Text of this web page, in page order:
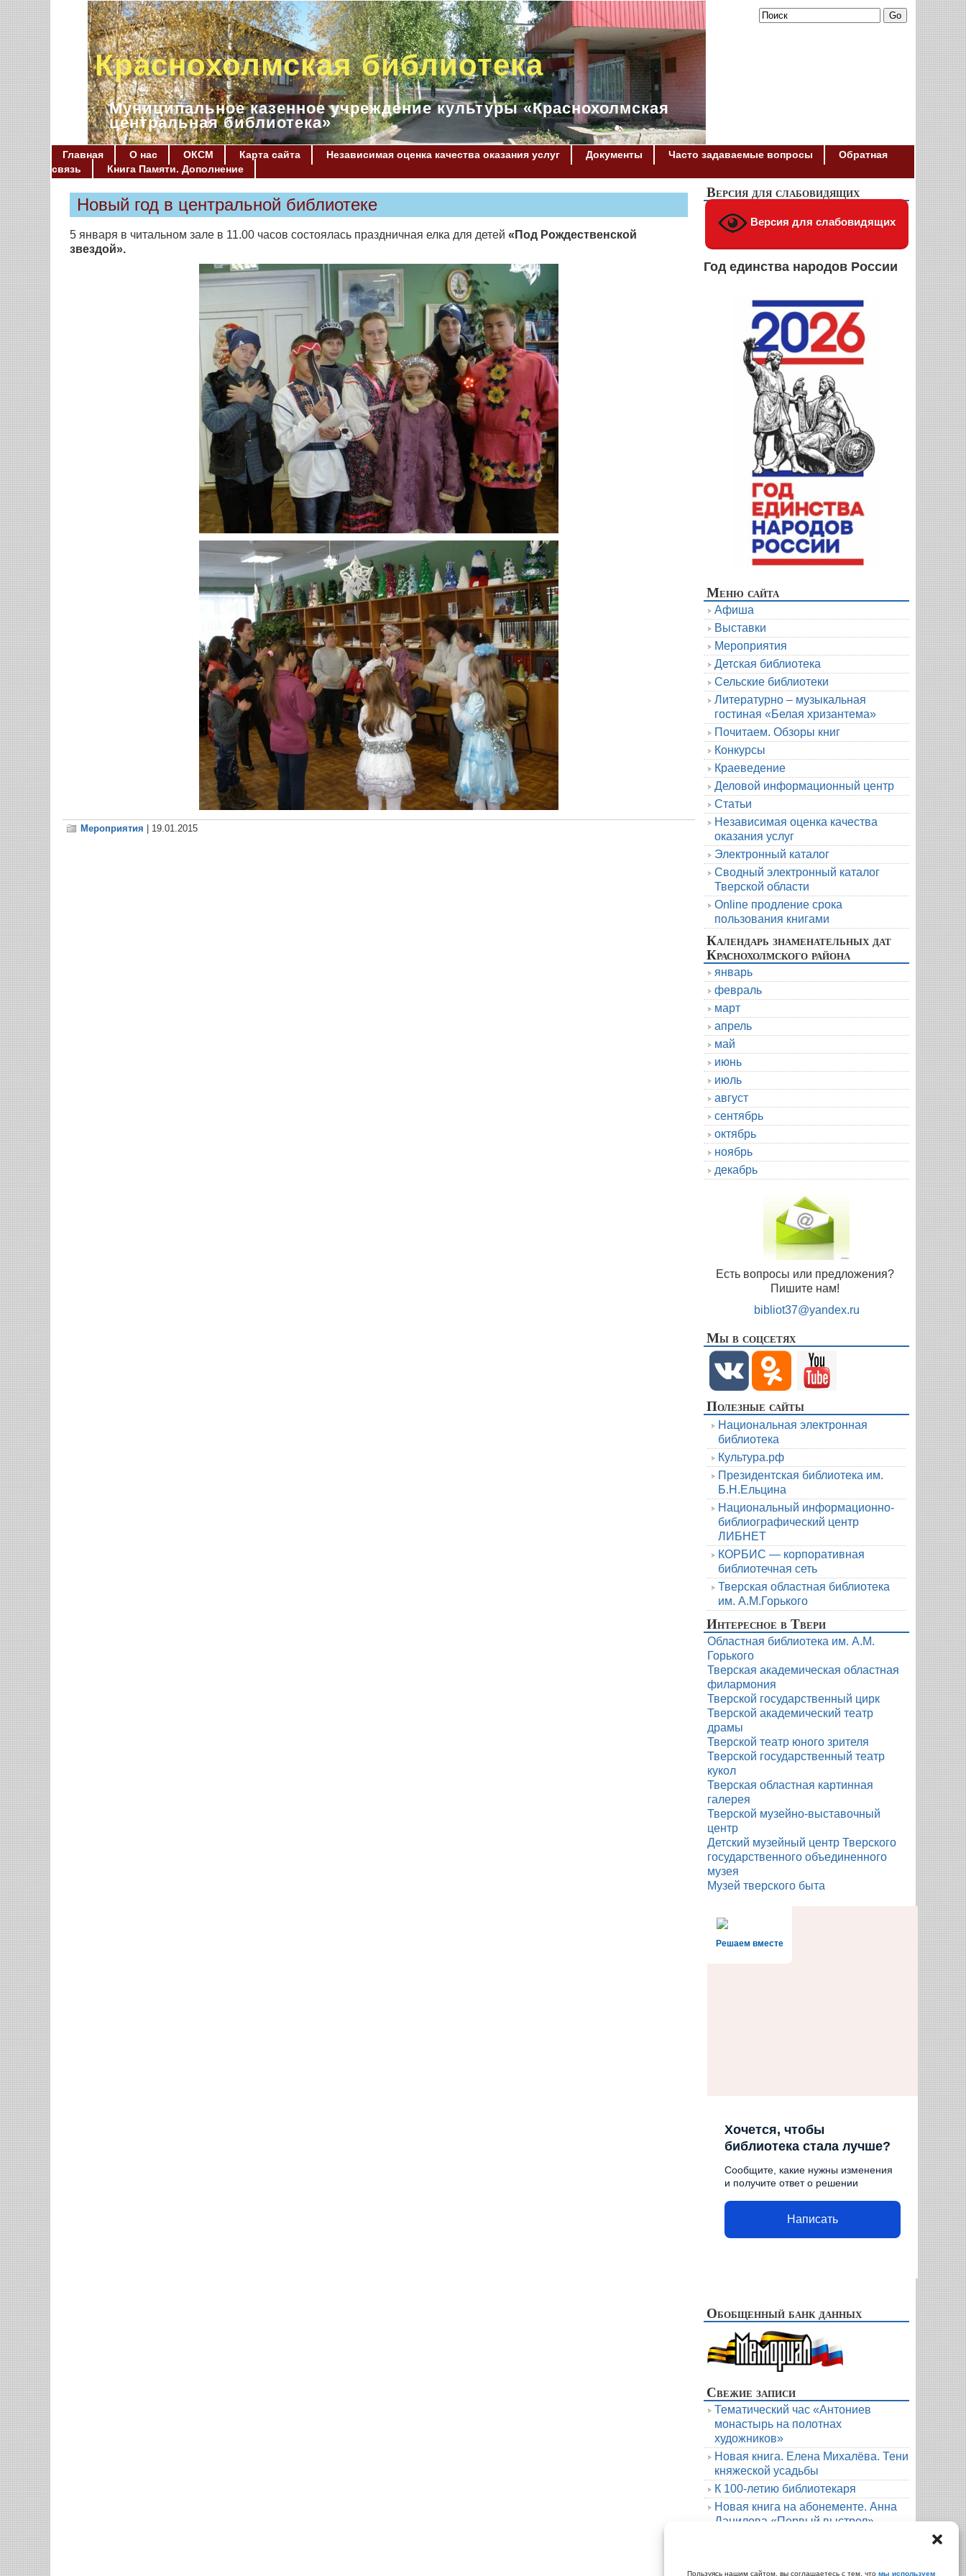
Пользуясь нашим сайтом, вы соглашаетесь с тем, что мы используем
Краснохолмская библиотека
Муниципальное казенное учреждение культуры «Краснохолмская
центральная библиотека»
Главная О нас ОКСМ Карта сайта Независимая оценка качества оказания услуг Документы Часто задаваемые вопросы
Обратная
связь
Книга Памяти. Дополнение
Новый год в центральной библиотеке
5 января в читальном зале в 11.00 часов состоялась праздничная елка для детей «Под Рождественской
звездой».
Мероприятия | 19.01.2015
Версия для слабовидящих
Версия для слабовидящих
Год единства народов России
Меню сайта
Афиша
Выставки
Мероприятия
Детская библиотека
Сельские библиотеки
Литературно – музыкальная
гостиная «Белая хризантема»
Почитаем. Обзоры книг
Конкурсы
Краеведение
Деловой информационный центр
Статьи
Независимая оценка качества
оказания услуг
Электронный каталог
Сводный электронный каталог
Тверской области
Online продление срока
пользования книгами
Календарь знаменательных дат
Краснохолмского района
январь
февраль
март
апрель
май
июнь
июль
август
сентябрь
октябрь
ноябрь
декабрь
Есть вопросы или предложения?
Пишите нам!
bibliot37@yandex.ru
Мы в соцсетях
Полезные сайты
Национальная электронная
библиотека
Культура.рф
Президентская библиотека им.
Б.Н.Ельцина
Национальный информационно-
библиографический центр
ЛИБНЕТ
КОРБИС — корпоративная
библиотечная сеть
Тверская областная библиотека
им. А.М.Горького
Интересное в Твери
Областная библиотека им. А.М.
Горького
Тверская академическая областная
филармония
Тверской государственный цирк
Тверской академический театр
драмы
Тверской театр юного зрителя
Тверской государственный театр
кукол
Тверская областная картинная
галерея
Тверской музейно-выставочный
центр
Детский музейный центр Тверского
государственного объединенного
музея
Музей тверского быта
Решаем вместе
Хочется, чтобы
библиотека стала лучше?
Сообщите, какие нужны изменения
и получите ответ о решении
Написать
Обобщенный банк данных
Свежие записи
Тематический час «Антониев
монастырь на полотнах
художников»
Новая книга. Елена Михалёва. Тени
княжеской усадьбы
К 100-летию библиотекаря
Новая книга на абонементе. Анна
Данилова «Первый выстрел»